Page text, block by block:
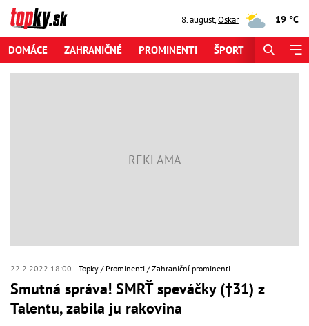
8. august,Oskar 19 °C
DOMÁCE ZAHRANIČNÉ PROMINENTI ŠPORT
22.2.2022 18:00 Topky Prominenti Zahraniční prominenti
Smutná správa! SMRŤ speváčky (†31) z
Talentu, zabila ju rakovina